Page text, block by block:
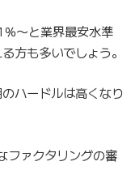
％〜と業界最安水準
方も多いでしょう。
ハードルは高くなり
ファクタリングの審